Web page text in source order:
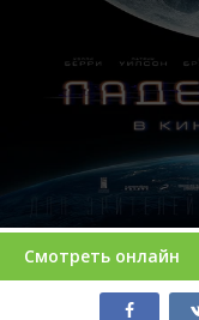
Смотреть онлайн